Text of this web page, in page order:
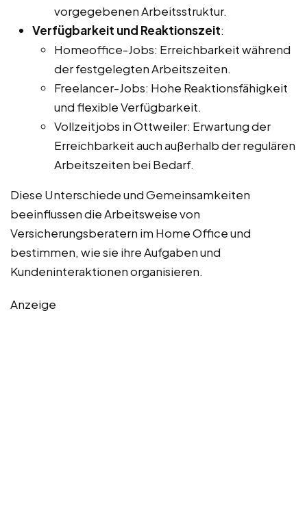
vorgegebenen Arbeitsstruktur.
Verfügbarkeit und Reaktionszeit:
Homeoffice-Jobs: Erreichbarkeit während
der festgelegten Arbeitszeiten.
Freelancer-Jobs: Hohe Reaktionsfähigkeit
und flexible Verfügbarkeit.
Vollzeitjobs in Ottweiler: Erwartung der
Erreichbarkeit auch außerhalb der regulären
Arbeitszeiten bei Bedarf.
Diese Unterschiede und Gemeinsamkeiten
beeinflussen die Arbeitsweise von
Versicherungsberatern im Home Office und
bestimmen, wie sie ihre Aufgaben und
Kundeninteraktionen organisieren.
Anzeige